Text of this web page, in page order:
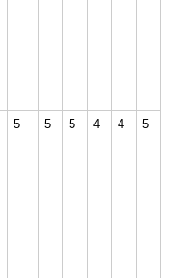
5 5 5 4 4 5